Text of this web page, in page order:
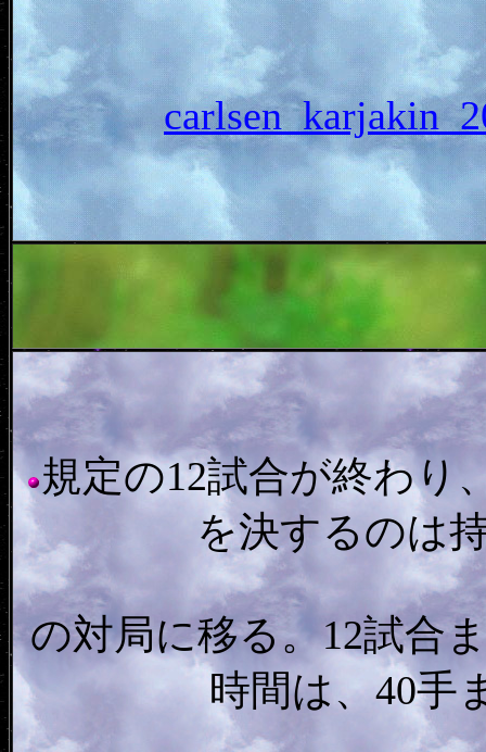
規定の12試合が終わり
を決するのは
の対局に移る。12試合
時間は、40手